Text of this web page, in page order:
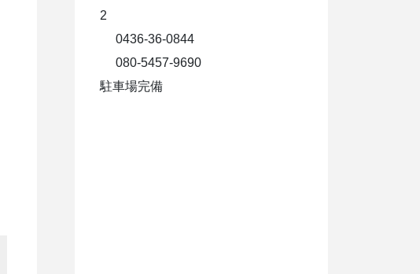
2
0436-36-0844
080-5457-9690
駐車場完備